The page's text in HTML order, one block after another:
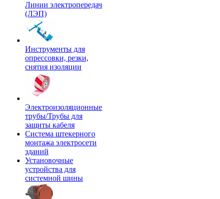
Линии электропередач
(ЛЭП)
Инструменты для
опрессовки, резки,
снятия изоляции
Электроизоляционные
трубы/Трубы для
защиты кабеля
Система штекерного
монтажа электросети
зданий
Установочные
устройства для
системной шины